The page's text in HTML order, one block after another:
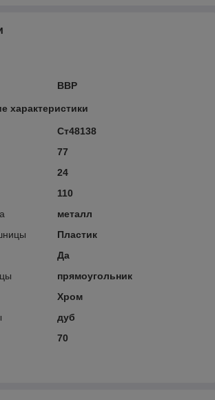
ВВР
характеристики
Ст48138
77
24
110
металл
Пластик
Да
прямоугольник
Хром
дуб
70